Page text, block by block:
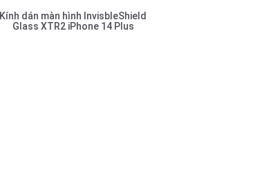
Kính dán màn hình InvisbleShield
Glass XTR2 iPhone 14 Plus